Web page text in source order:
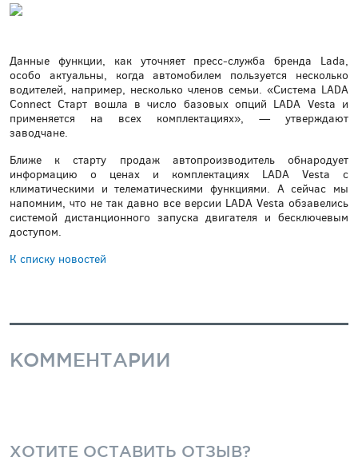
Данные функции, как уточняет пресс-служба бренда Lada,
особо актуальны, когда автомобилем пользуется несколько
водителей, например, несколько членов семьи. «Система LADA
Connect Старт вошла в число базовых опций LADA Vesta и
применяется на всех комплектациях», — утверждают
заводчане.
Ближе к старту продаж автопроизводитель обнародует
информацию о ценах и комплектациях LADA Vesta c
климатическими и телематическими функциями. А сейчас мы
напомним, что не так давно все версии LADA Vesta обзавелись
системой дистанционного запуска двигателя и бесключевым
доступом.
К списку новостей
КОММЕНТАРИИ
ХОТИТЕ ОСТАВИТЬ ОТЗЫВ?